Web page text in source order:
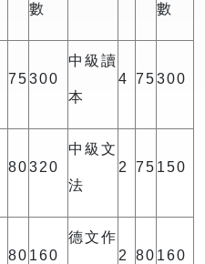
數 數
75300
中級讀
本
4 75300
80320
中級文
法
2 75 150
80 160
德文作
2 80 160